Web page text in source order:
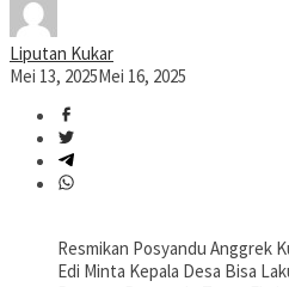
Liputan Kukar
Mei 13, 2025Mei 16, 2025
Resmikan Posyandu Anggrek
Edi Minta Kepala Desa Bisa